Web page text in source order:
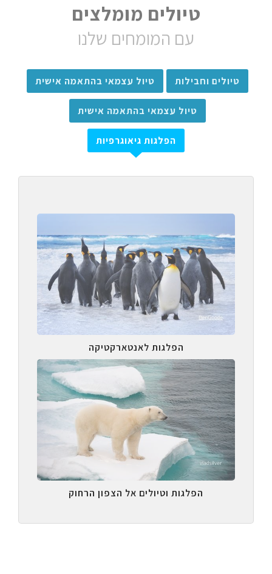
טיולים מומלצים
עם המומחים שלנו
טיולים וחבילות טיול עצמאי בהתאמה אישית
טיול עצמאי בהתאמה אישית
הפלגות גיאוגרפיות
הפלגות לאנטארקטיקה
הפלגות וטיולים אל הצפון הרחוק